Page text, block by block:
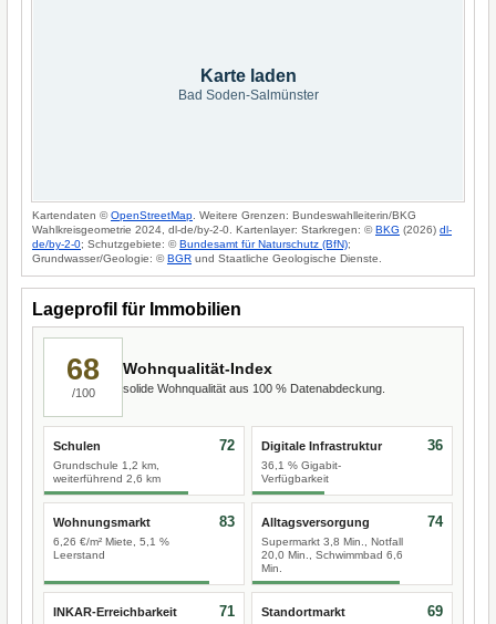
Karte laden
Bad Soden-Salmünster
Kartendaten ©OpenStreetMap . Weitere Grenzen: Bundeswahlleiterin/BKG
Wahlkreisgeometrie 2024, dl-de/by-2-0. Kartenlayer: Starkregen: ©BKG (2026) dl-
de/by-2-0; Schutzgebiete: ©Bundesamt für Naturschutz (BfN);
Grundwasser/Geologie: ©BGR und Staatliche Geologische Dienste.
Lageprofil für Immobilien
68
/100
Wohnqualität-Index
solide Wohnqualität aus 100 % Datenabdeckung.
Schulen
Grundschule 1,2 km,
weiterführend 2,6 km
72 Digitale Infrastruktur
36,1 % Gigabit-
Verfügbarkeit
36
Wohnungsmarkt
6,26 €/m² Miete, 5,1 %
Leerstand
83 Alltagsversorgung
Supermarkt 3,8 Min., Notfall
20,0 Min., Schwimmbad 6,6
Min.
74
INKAR-Erreichbarkeit 71 Standortmarkt 69